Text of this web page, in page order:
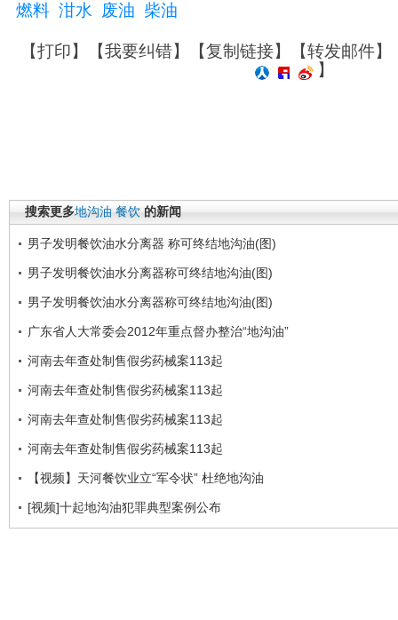
燃料 泔水 废油 柴油
【打印】【我要纠错】【复制链接】【转发邮件】
】
搜索更多地沟油 餐饮 的新闻
男子发明餐饮油水分离器 称可终结地沟油(图)
男子发明餐饮油水分离器称可终结地沟油(图)
男子发明餐饮油水分离器称可终结地沟油(图)
广东省人大常委会2012年重点督办整治“地沟油”
河南去年查处制售假劣药械案113起
河南去年查处制售假劣药械案113起
河南去年查处制售假劣药械案113起
河南去年查处制售假劣药械案113起
【视频】天河餐饮业立“军令状” 杜绝地沟油
[视频]十起地沟油犯罪典型案例公布